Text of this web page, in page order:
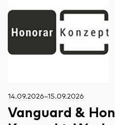
14.09.2026–15.09.2026
Vanguard &